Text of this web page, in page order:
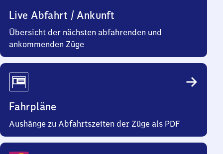
Live Abfahrt / Ankunft
Übersicht der nächsten abfahrenden und
ankommenden Züge
Fahrpläne
Aushänge zu Abfahrtszeiten der Züge als PDF